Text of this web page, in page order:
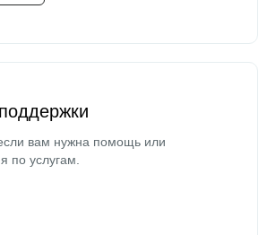
вам нужна помощь или
по услугам.